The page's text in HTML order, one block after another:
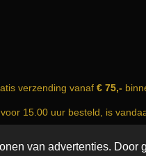
van advertenties.
verzending vanaf€ 75,-
15.00 uur besteld, is
and-more.com | KvK